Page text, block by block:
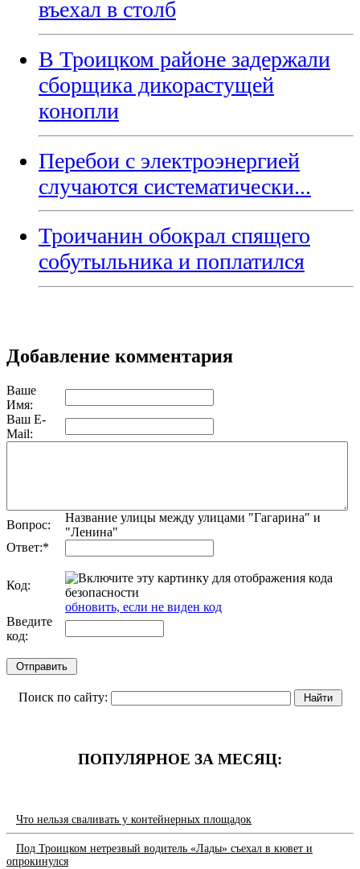
въехал в столб
В Троицком районе задержали
сборщика дикорастущей
конопли
Перебои с электроэнергией
случаются систематически...
Троичанин обокрал спящего
собутыльника и поплатился
Добавление комментария
Ваше
Имя:
Ваш E-
Mail:
Вопрос:
Название улицы между улицами "Гагарина" и
"Ленина"
Ответ:*
Код:
обновить, если не виден код
Введите
код:
Поиск по сайту:
ПОПУЛЯРНОЕ ЗА МЕСЯЦ:
Что нельзя сваливать у контейнерных площадок
Под Троицком нетрезвый водитель «Лады» съехал в кювет и
опрокинулся